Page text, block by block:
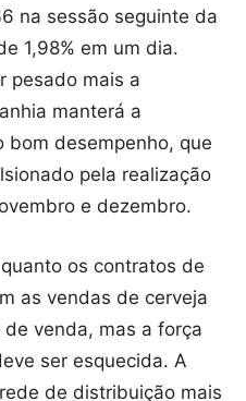
na sessão seguinte da
1,98% em um dia.
pesado mais a
manterá a
bom desempenho, que
pela realização
e dezembro.
os contratos de
as vendas de cerveja
venda, mas a força
ser esquecida. A
de distribuição mais